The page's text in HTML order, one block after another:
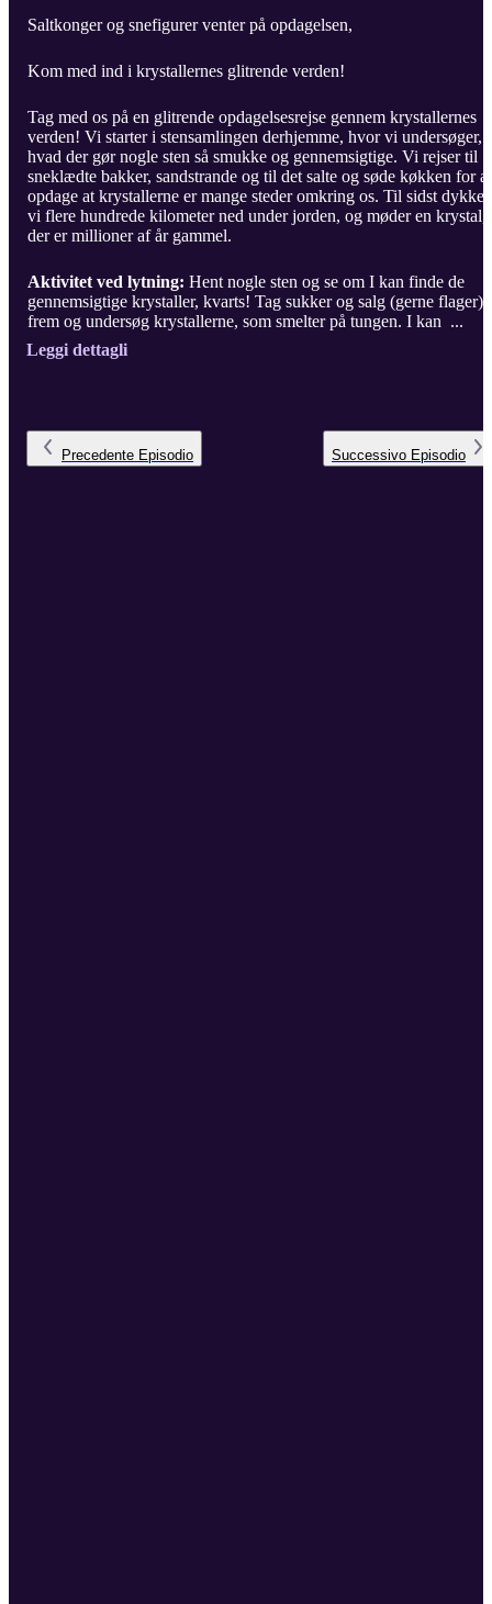
Saltkonger og snefigurer venter på opdagelsen,
Kom med ind i krystallernes glitrende verden!
Tag med os på en glitrende opdagelsesrejse gennem krystallernes
verden! Vi starter i stensamlingen derhjemme, hvor vi undersøger,
hvad der gør nogle sten så smukke og gennemsigtige. Vi rejser til
sneklædte bakker, sandstrande og til det salte og søde køkken for at
opdage at krystallerne er mange steder omkring os. Til sidst dykker
vi flere hundrede kilometer ned under jorden, og møder en krystal,
der er millioner af år gammel.
Aktivitet ved lytning: Hent nogle sten og se om I kan finde de
gennemsigtige krystaller, kvarts! Tag sukker og salg (gerne flager)
frem og undersøg krystallerne, som smelter på tungen. I kan ...
Leggi dettagli
Precedente Episodio Successivo Episodio